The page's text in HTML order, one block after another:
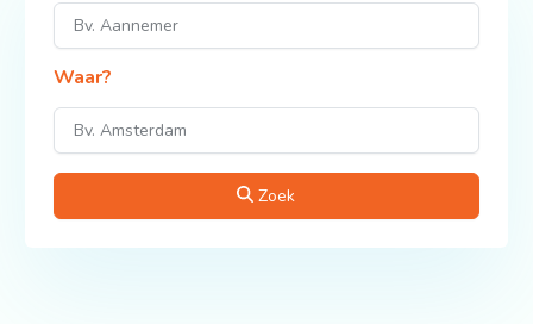
Waar?
Zoek